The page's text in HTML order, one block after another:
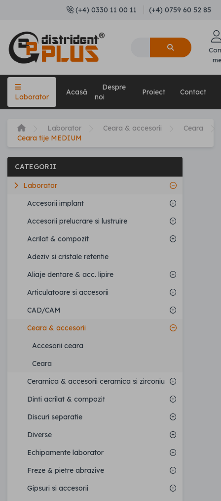
(+4) 0330 11 00 11 (+4) 0759 60 52 85
Laborator
Acasă
Despre
noi
Proiect Contact
Laborator Ceara & accesorii
Ceara
Ceara tije MEDIUM
CATEGORII
Laborator
Accesorii implant
Accesorii prelucrare si lustruire
Acrilat & compozit
Adeziv si cristale retentie
Aliaje dentare & acc. lipire
Articulatoare si accesorii
CAD/CAM
Ceara & accesorii
Accesorii ceara
Ceara
Ceramica & accesorii ceramica si zirconiu
Dinti acrilat & compozit
Discuri separatie
Diverse
Echipamente laborator
Freze & pietre abrazive
Gipsuri si accesorii